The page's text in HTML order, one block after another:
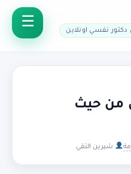
نفسي اونلاين
من حيث
شيرين التقي